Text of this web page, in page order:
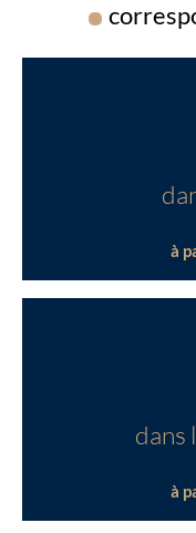
à
dans
à